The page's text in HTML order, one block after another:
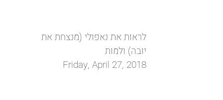
לראות את נאפולי (מנצחת את
יובה) ולמות
Friday, April 27, 2018